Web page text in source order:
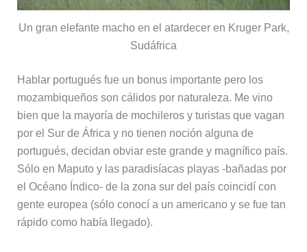
Un gran elefante macho en el atardecer en Kruger Park,
Sudáfrica
Hablar portugués fue un bonus importante pero los
mozambiqueños son cálidos por naturaleza. Me vino
bien que la mayoría de mochileros y turistas que vagan
por el Sur de África y no tienen noción alguna de
portugués, decidan obviar este grande y magnífico país.
Sólo en Maputo y las paradisíacas playas -bañadas por
el Océano Índico- de la zona sur del país coincidí con
gente europea (sólo conocí a un americano y se fue tan
rápido como había llegado).